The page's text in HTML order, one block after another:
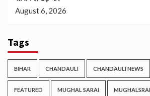
August 6, 2026
Tags
BIHAR CHANDAULI CHANDAULI NEWS
FEATURED MUGHAL SARAI MUGHALSRAI